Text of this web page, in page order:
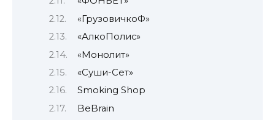
«ГрузовичкоФ»
«АлкоПолис»
«Монолит»
«Суши-Сет»
Smoking Shop
BeBrain